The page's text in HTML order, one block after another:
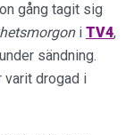
gång tagit sig
i TV4,
sändning.
varit drogad i